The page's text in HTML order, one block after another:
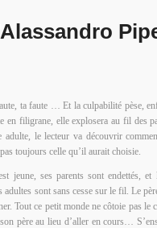
ta faute … Et la culpabilité pèse,
en filigrane, elle explosera au fil des
adulte, le lecteur va découvrir
toujours celle qu’il aurait choisie.
jeune, ses parents sont endettés,
adultes sont sans cesse sur le fil. Le
Tout ce petit monde ne côtoie pas
père au lieu d’aller en cours…